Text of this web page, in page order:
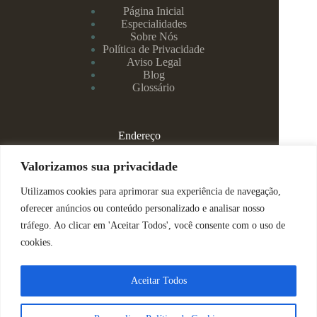
Valorizamos sua privacidade
Utilizamos cookies para aprimorar sua experiência de navegação,
oferecer anúncios ou conteúdo personalizado e analisar nosso
tráfego. Ao clicar em 'Aceitar Todos', você consente com o uso de
cookies.
Aceitar Todos
Página Inicial
Especialidades
Sobre Nós
Política de Privacidade
Aviso Legal
Blog
Glossário
Endereço
Rua Rei Alberto, 108 / 705 - Centro - Juiz de Fora/MG
(32) 99829-3800 - Dra Eduarda
Direitos Reservados @ Tabtech - 2023